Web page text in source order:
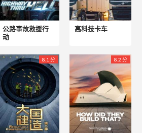
公路事故救援行
动
高科技卡车
8.1 分 8.2 分